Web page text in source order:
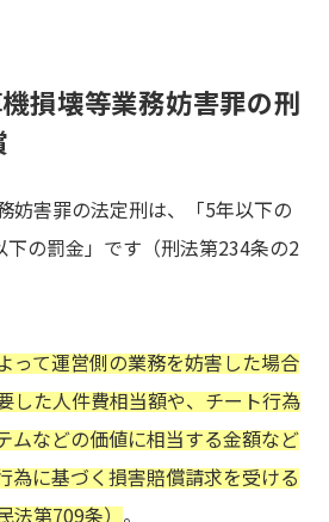
機損壊等業務妨害罪の刑
妨害罪の法定刑は、「5年以下の
の罰金」です（刑法第234条の2
って運営側の業務を妨害した場合
した人件費相当額や、チート行為
ムなどの価値に相当する金額など
為に基づく損害賠償請求を受ける
法第709条）。